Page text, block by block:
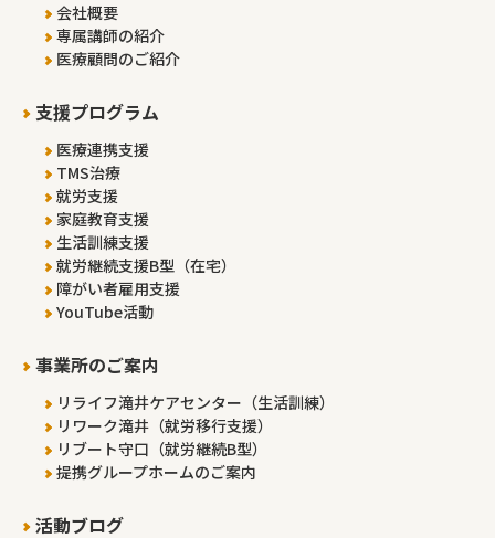
会社概要
専属講師の紹介
医療顧問のご紹介
支援プログラム
医療連携支援
TMS治療
就労支援
家庭教育支援
生活訓練支援
就労継続支援B型（在宅）
障がい者雇用支援
YouTube活動
事業所のご案内
リライフ滝井ケアセンター（生活訓練）
リワーク滝井（就労移行支援）
リブート守口（就労継続B型）
提携グループホームのご案内
活動ブログ